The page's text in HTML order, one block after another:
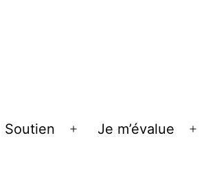
Soutien
Ouvrir
Je m’évalue